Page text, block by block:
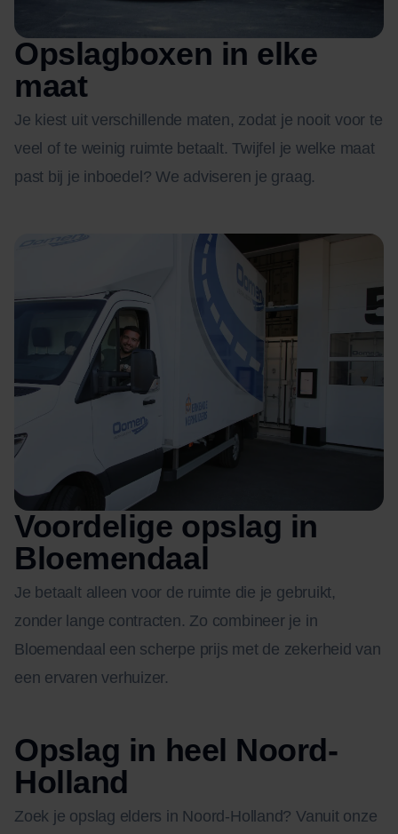
Opslagboxen in elke
maat
Je kiest uit verschillende maten, zodat je nooit voor te
veel of te weinig ruimte betaalt. Twijfel je welke maat
past bij je inboedel? We adviseren je graag.
Voordelige opslag in
Bloemendaal
Je betaalt alleen voor de ruimte die je gebruikt,
zonder lange contracten. Zo combineer je in
Bloemendaal een scherpe prijs met de zekerheid van
een ervaren verhuizer.
Opslag in heel Noord-
Holland
Zoek je opslag elders in Noord-Holland? Vanuit onze